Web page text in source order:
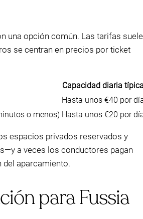
una opción común. Las tarifas
se centran en precios por ticket
Capacidad diaria
Hasta unos €40 por
o menos) Hasta unos €20 por
espacios privados reservados y
a veces los conductores pagan
del aparcamiento.
para Fussia